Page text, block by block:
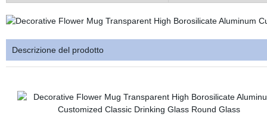
Descrizione del prodotto